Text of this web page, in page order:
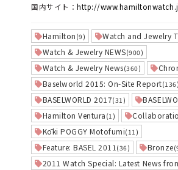
国内サイト：http://
Hamilton (9) Watch and Jewelry
Watch & Jewelry NEWS(900)
Watch & Jewelry News(360)
Baselworld 2015: On-Site Report(136)
BASELWORLD 2017(31)
Hamilton Ventura (1)
Kōki POGGY Motofumi(11)
Feature: BASEL 2011 (36) Bronze
2011 Watch Special: Latest News